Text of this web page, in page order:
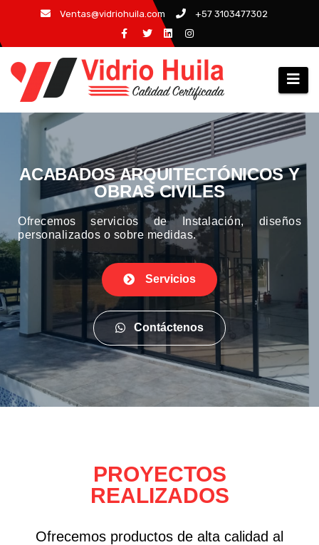
Ventas@vidriohuila.com +57 3103477302
ACABADOS ARQUITECTÓNICOS Y
OBRAS CIVILES
Ofrecemos servicios de Instalación, diseños
personalizados o sobre medidas.
Servicios
Contáctenos
PROYECTOS
REALIZADOS
Ofrecemos productos de alta calidad al